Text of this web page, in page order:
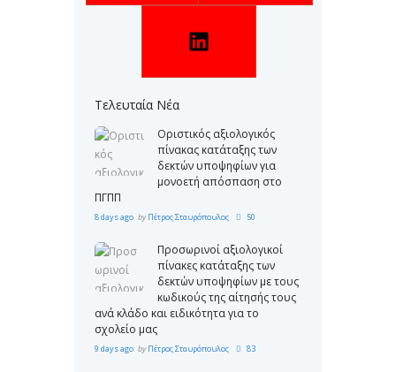
Τελευταία Νέα
Οριστικός αξιολογικός
πίνακας κατάταξης των
δεκτών υποψηφίων για
μονοετή απόσπαση στο
ΠΓΠΠ
8 days ago byΠέτρος Σταυρόπουλος 50
Προσωρινοί αξιολογικοί
πίνακες κατάταξης των
δεκτών υποψηφίων με τους
κωδικούς της αίτησής τους
ανά κλάδο και ειδικότητα για το
σχολείο μας
9 days ago byΠέτρος Σταυρόπουλος 83